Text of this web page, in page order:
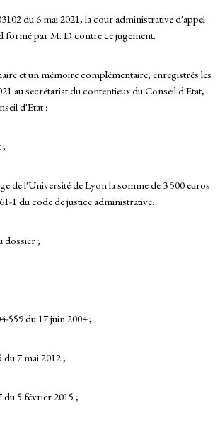
du 6 mai 2021, la cour administrative d'appel
formé par M. D contre ce jugement.
et un mémoire complémentaire, enregistrés les
au secrétariat du contentieux du Conseil d'Etat,
d'Etat :
;
de l'Université de Lyon la somme de 3 500 euros
1 du code de justice administrative.
dossier ;
559 du 17 juin 2004 ;
du 7 mai 2012 ;
du 5 février 2015 ;